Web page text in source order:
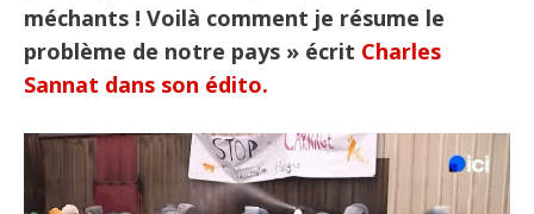
méchants ! Voilà comment je résume le
problème de notre pays » écrit Charles
Sannat dans son édito.